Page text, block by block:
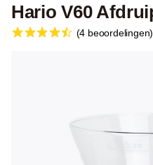
Hario V60
(4 beoordelingen)